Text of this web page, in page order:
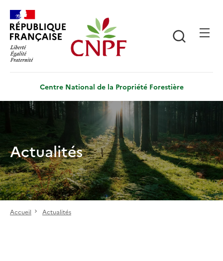
contenu
principal
Centre National de la Propriété Forestière
Actualités
Accueil Actualités